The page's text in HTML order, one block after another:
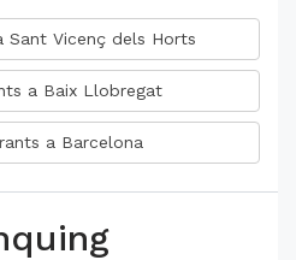
Sant Vicenç dels Horts
a Baix Llobregat
a Barcelona